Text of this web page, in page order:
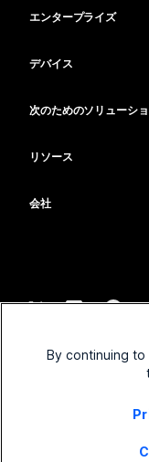
エンタープライズ
デバイス
次のためのソリューシ
リソース
会社
プライバシーステートメント
By continuing